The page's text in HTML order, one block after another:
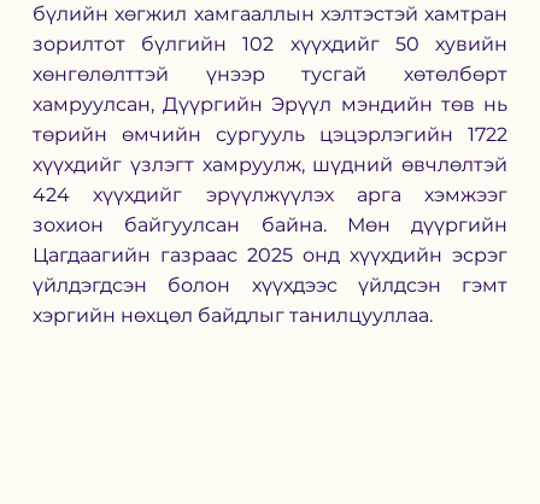
бүлийн хөгжил хамгааллын хэлтэстэй хамтран
зорилтот бүлгийн 102 хүүхдийг 50 хувийн
хөнгөлөлттэй үнээр тусгай хөтөлбөрт
хамруулсан, Дүүргийн Эрүүл мэндийн төв нь
төрийн өмчийн сургууль цэцэрлэгийн 1722
хүүхдийг үзлэгт хамруулж, шүдний өвчлөлтэй
424 хүүхдийг эрүүлжүүлэх арга хэмжээг
зохион байгуулсан байна. Мөн дүүргийн
Цагдаагийн газраас 2025 онд хүүхдийн эсрэг
үйлдэгдсэн болон хүүхдээс үйлдсэн гэмт
хэргийн нөхцөл байдлыг танилцууллаа.